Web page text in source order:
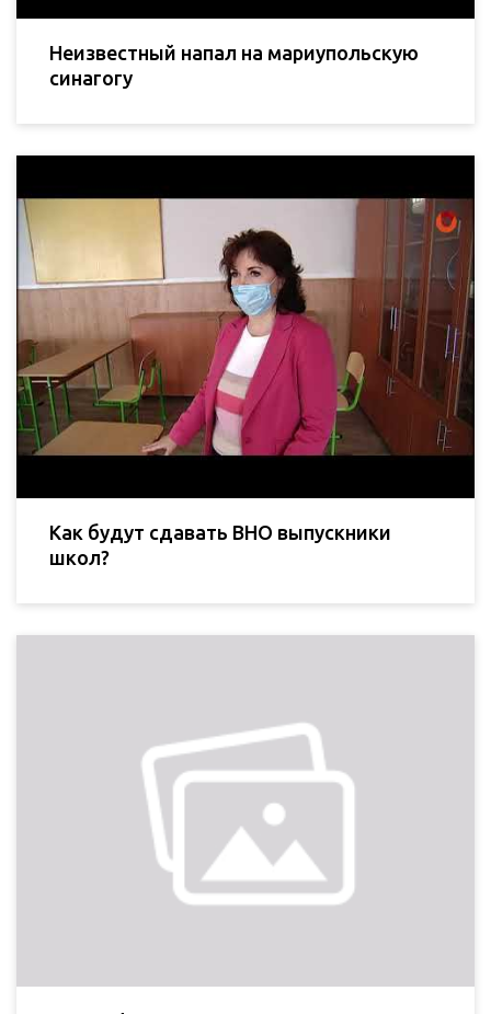
Неизвестный напал на мариупольскую
синагогу
Как будут сдавать ВНО выпускники
школ?